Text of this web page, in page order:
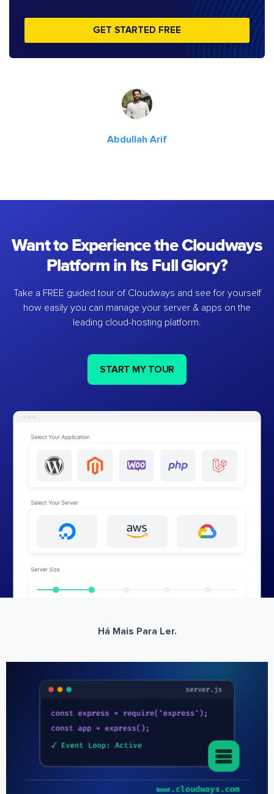
GET STARTED FREE
Abdullah Arif
Want to Experience the Cloudways
Platform in Its Full Glory?
Take a FREE guided tour of Cloudways and see for yourself
how easily you can manage your server & apps on the
leading cloud-hosting platform.
START MY TOUR
Há Mais Para Ler.